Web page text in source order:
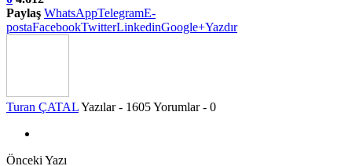
Paylaş WhatsAppTelegramE-
postaFacebookTwitterLinkedinGoogle+Yazdır
Turan ÇATALYazılar - 1605Yorumlar - 0
Önceki Yazı